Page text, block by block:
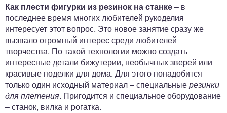
Как плести фигурки из резинок на станке– в
последнее время многих любителей рукоделия
интересует этот вопрос. Это новое занятие сразу же
вызвало огромный интерес среди любителей
творчества. По такой технологии можно создать
интересные детали бижутерии, необычных зверей или
красивые поделки для дома. Для этого понадобится
только один исходный материал – специальныерезинки
для плетения. Пригодится и специальное оборудование
– станок, вилка и рогатка.